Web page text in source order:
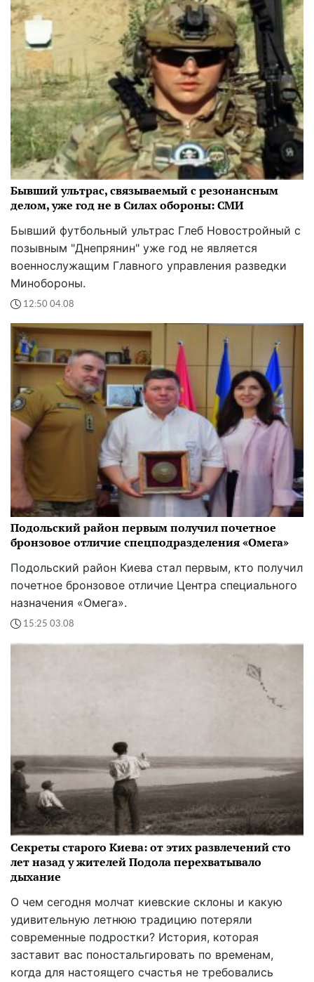
Бывший ультрас, связываемый с резонансным
делом, уже год не в Силах обороны: СМИ
Бывший футбольный ультрас Глеб Новостройный с
позывным "Днепрянин" уже год не является
военнослужащим Главного управления разведки
Минобороны.
12:50 04.08
Подольский район первым получил почетное
бронзовое отличие спецподразделения «Омега»
Подольский район Киева стал первым, кто получил
почетное бронзовое отличие Центра специального
назначения «Омега».
15:25 03.08
Секреты старого Киева: от этих развлечений сто
лет назад у жителей Подола перехватывало
дыхание
О чем сегодня молчат киевские склоны и какую
удивительную летнюю традицию потеряли
современные подростки? История, которая
заставит вас поностальгировать по временам,
когда для настоящего счастья не требовались